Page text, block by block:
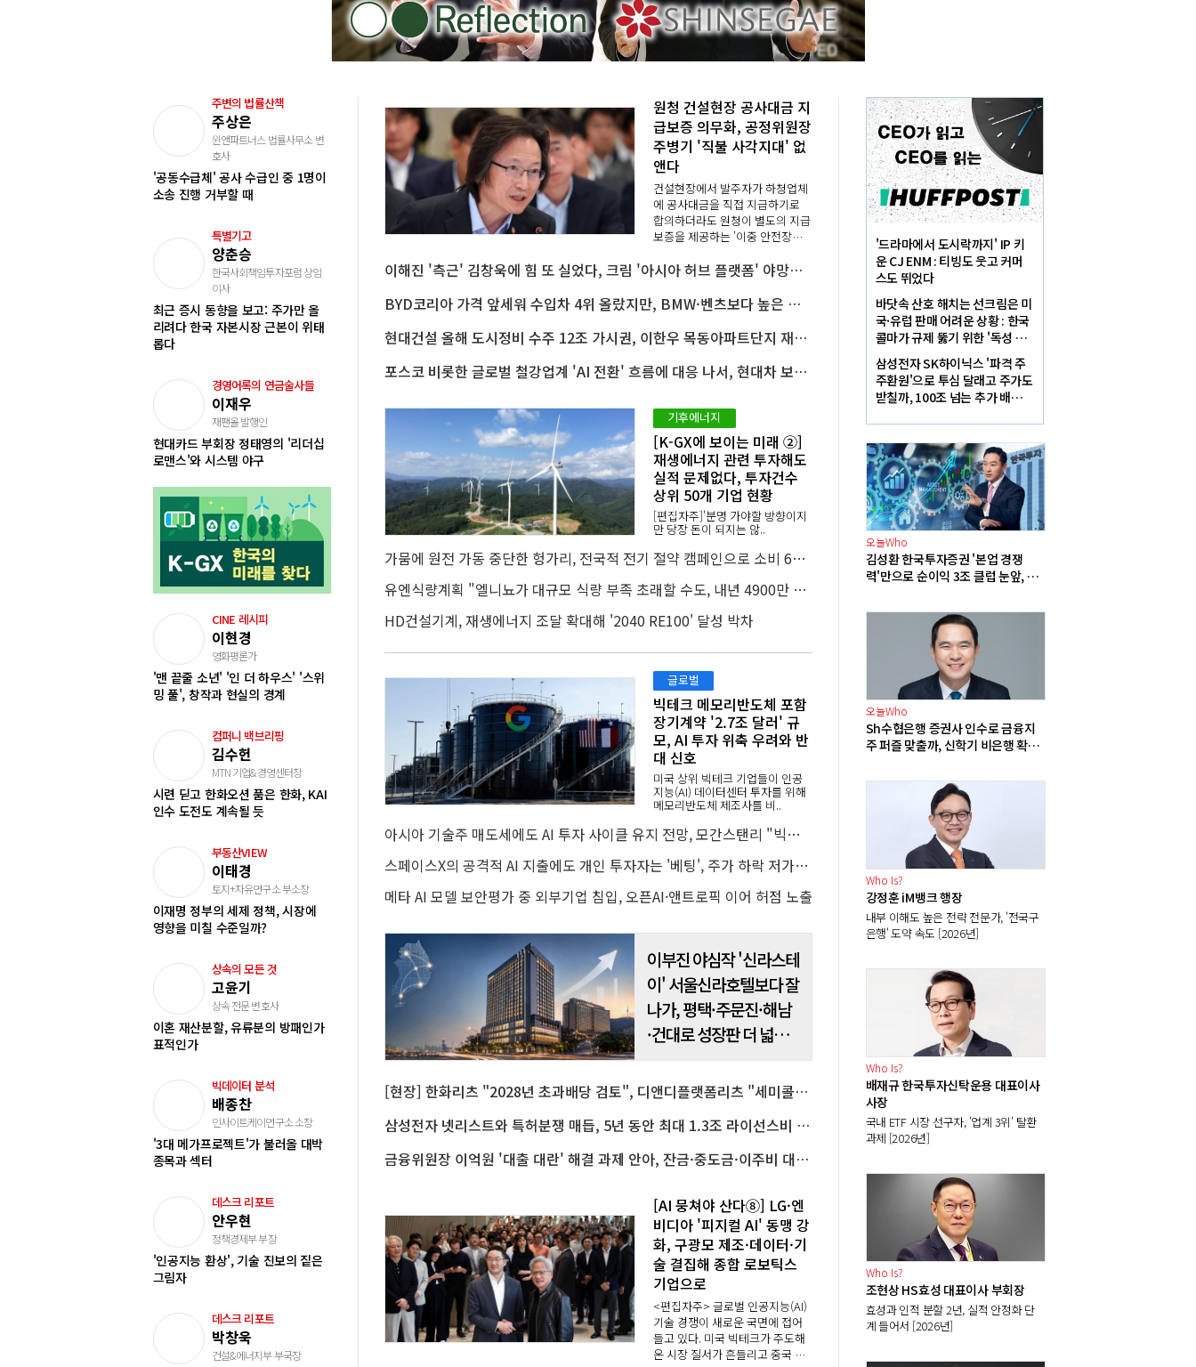
주변의 법률산책
주상은
윈앤파트너스 법률사무소 변
호사
'공동수급체' 공사 수급인 중 1명이
소송 진행 거부할 때
특별기고
양춘승
한국사회책임투자포럼 상임
이사
최근 증시 동향을 보고: 주가만 올
리려다 한국 자본시장 근본이 위태
롭다
경영어록의 연금술사들
이재우
재팬올 발행인
현대카드 부회장 정태영의 '리더십
로맨스'와 시스템 야구
CINE 레시피
이현경
영화평론가
'맨 끝줄 소년' '인 더 하우스' '스위
밍 풀', 창작과 현실의 경계
컴퍼니 백브리핑
김수헌
MTN 기업&경영센터장
시련 딛고 한화오션 품은 한화, KAI
인수 도전도 계속될 듯
부동산VIEW
이태경
토지+자유연구소 부소장
이재명 정부의 세제 정책, 시장에
영향을 미칠 수준일까?
상속의 모든 것
고윤기
상속 전문 변호사
이혼 재산분할, 유류분의 방패인가
표적인가
빅데이터 분석
배종찬
인사이트케이연구소 소장
'3대 메가프로젝트'가 불러올 대박
종목과 섹터
데스크 리포트
안우현
정책경제부 부장
'인공지능 환상', 기술 진보의 짙은
그림자
데스크 리포트
박창욱
건설&에너지부 부국장
원청 건설현장 공사대금 지
급보증 의무화, 공정위원장
주병기 '직불 사각지대' 없
앤다
건설현장에서 발주자가 하청업체
에 공사대금을 직접 지급하기로
합의하더라도 원청이 별도의 지급
보증을 제공하는 '이중 안전장
합의만 있으면 원청의 지급보증
주자가 약속을 지키지 않..
이해진 '측근' 김창욱에 힘 또 실었다, 크림 '아시아 허브 플랫폼' 야망에 네이버 뒷배 자처
BYD코리아 가격 앞세워 수입차 4위 올랐지만, BMW·벤츠보다 높은 공임비에 소비자 불만 폭발
현대건설 올해 도시정비 수주 12조 가시권, 이한우 목동아파트단지 재건축에서 '기념비적 성적' 겨냥
포스코 비롯한 글로벌 철강업계 'AI 전환' 흐름에 대응 나서, 현대차 보스턴다이나믹스 사업 기회 커져
기후에너지
[K-GX에 보이는 미래 ②]
재생에너지 관련 투자해도
실적 문제없다, 투자건수
상위 50개 기업 현황
[편집자주]'분명 가야할 방향이지
만 당장 돈이 되지는 않..
가뭄에 원전 가동 중단한 헝가리, 전국적 전기 절약 캠페인으로 소비 600MW 줄여
유엔식량계획 "엘니뇨가 대규모 식량 부족 초래할 수도, 내년 4900만 명 기아 직면 가능성"
HD건설기계, 재생에너지 조달 확대해 '2040 RE100' 달성 박차
글로벌
빅테크 메모리반도체 포함
장기계약 '2.7조 달러' 규
모, AI 투자 위축 우려와 반
대 신호
미국 상위 빅테크 기업들이 인공
지능(AI) 데이터센터 투자를 위해
메모리반도체 제조사를 비..
아시아 기술주 매도세에도 AI 투자 사이클 유지 전망, 모간스탠리 "빅테크 인프라 확대 가능성"
스페이스X의 공격적 AI 지출에도 개인 투자자는 '베팅', 주가 하락 저가매수 기회로 삼아
메타 AI 모델 보안평가 중 외부기업 침입, 오픈AI·앤트로픽 이어 허점 노출
이부진 야심작 '신라스테
이' 서울신라호텔보다 잘
나가, 평택·주문진·해남
·건대로 성장판 더 넓힌
다
[현장] 한화리츠 "2028년 초과배당 검토", 디앤디플랫폼리츠 "세미콜론 문래 매각으로 특별배당"
삼성전자 넷리스트와 특허분쟁 매듭, 5년 동안 최대 1.3조 라이선스비 지급
금융위원장 이억원 '대출 대란' 해결 과제 안아, 잔금·중도금·이주비 대출 길 열어주나
[AI 뭉쳐야 산다⑧] LG·엔
비디아 '피지컬 AI' 동맹 강
화, 구광모 제조·데이터·기
술 결집해 종합 로보틱스
기업으로
<편집자주> 글로벌 인공지능(AI)
기술 경쟁이 새로운 국면에 접어
들고 있다. 미국 빅테크가 주도해
온 시장 질서가 흔들리고 중국 기
'드라마에서 도시락까지' IP 키
운 CJ ENM : 티빙도 웃고 커머
스도 뛰었다
바닷속 산호 해치는 선크림은 미
국·유럽 판매 어려운 상황 : 한국
콜마가 규제 뚫기 위한 '독성 테
스트' 통과했다
삼성전자 SK하이닉스 '파격 주
주환원'으로 투심 달래고 주가도
받칠까, 100조 넘는 추가 배당
오늘Who
김성환 한국투자증권 '본업 경쟁
력'만으로 순이익 3조 클럽 눈앞, 한
오늘Who
Sh수협은행 증권사 인수로 금융지
주 퍼즐 맞출까, 신학기 비은행 확장
Who Is?
강정훈 iM뱅크 행장
내부 이해도 높은 전략 전문가, '전국구
은행' 도약 속도 [2026년]
Who Is?
배재규 한국투자신탁운용 대표이사
사장
국내 ETF 시장 선구자, '업계 3위' 탈환
과제 [2026년]
Who Is?
조현상 HS효성 대표이사 부회장
효성과 인적 분할 2년, 실적 안정화 단
계 들어서 [2026년]